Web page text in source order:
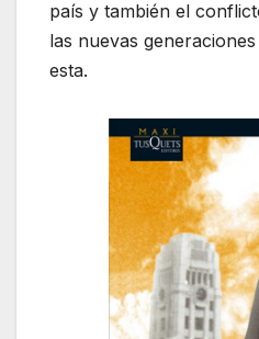
país y también el
las nuevas
esta.